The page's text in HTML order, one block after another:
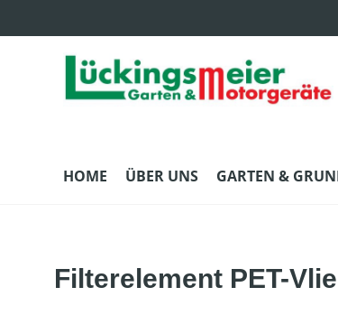
HOME ÜBER UNS GARTEN &
Filterelement PET-